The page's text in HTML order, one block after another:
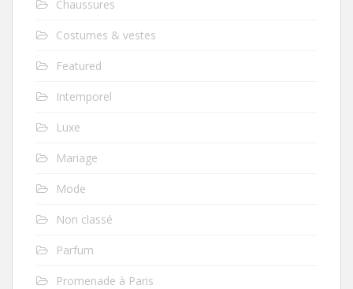
Chaussures
Costumes & vestes
Featured
Intemporel
Luxe
Mariage
Mode
Non classé
Parfum
Promenade à Paris